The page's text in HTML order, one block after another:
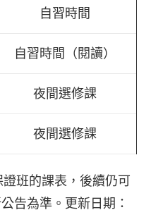
自習時間
自習時間（閱讀）
夜間選修課
夜間選修課
班的課表，後續仍可
告為準。更新日期：